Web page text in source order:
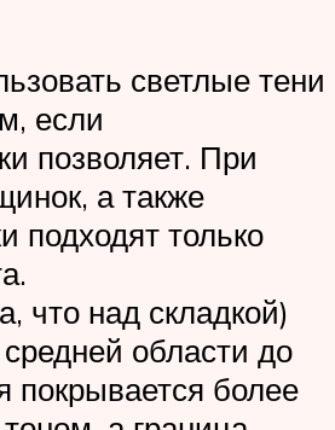
светлые тени
если
позволяет. При
а также
подходят только
что над складкой)
области до
покрывается более